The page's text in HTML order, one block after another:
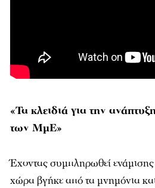
«Τα κλειδιά για την
των ΜμΕ»
Έχοντας συμπληρωθεί
χώρα βγήκε από τα μνημόνια και